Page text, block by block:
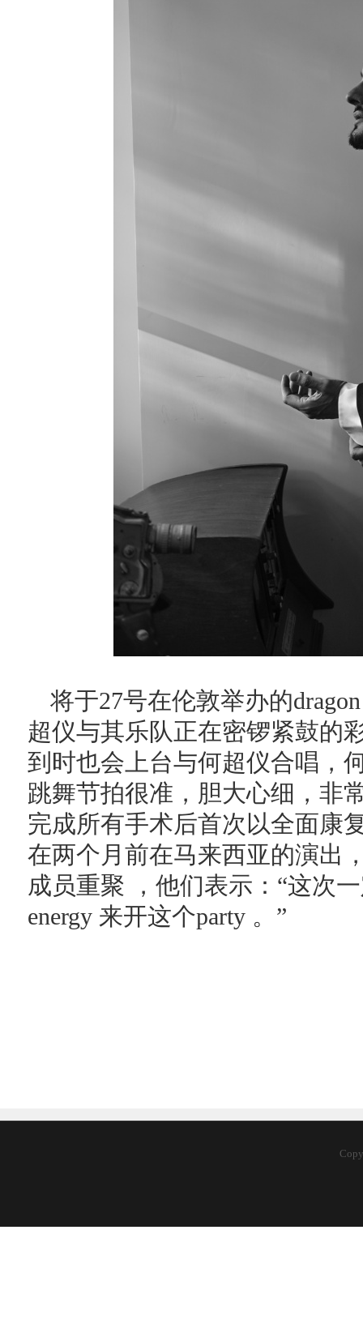
将于27号在伦敦举办的
超仪与其乐队正在密锣紧鼓的
到时也会上台与何超仪合唱，
跳舞节拍很准，胆大心细，非
完成所有手术后首次以全面康
在两个月前在马来西亚的演出
成员重聚 ，他们表示：“这次
energy 来开这个party 。”